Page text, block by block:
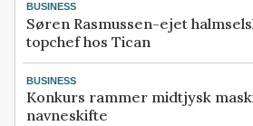
BUSINESS
Søren Rasmussen-ejet
topchef hos Tican
BUSINESS
Konkurs rammer midtjysk
navneskifte